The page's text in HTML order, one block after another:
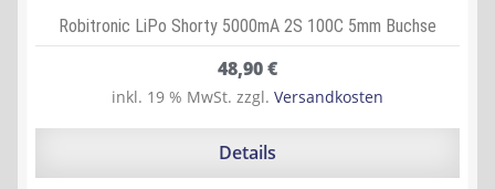
Robitronic LiPo Shorty 5000mA 2S 100C 5mm Buchse
48,90€
inkl. 19 % MwSt. zzgl. Versandkosten
Details